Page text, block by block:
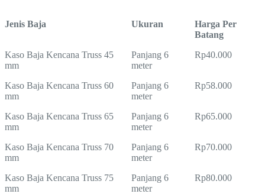
Jenis Baja Ukuran
Harga Per
Batang
Kaso Baja Kencana Truss 45
mm
Panjang 6
meter
Rp40.000
Kaso Baja Kencana Truss 60
mm
Panjang 6
meter
Rp58.000
Kaso Baja Kencana Truss 65
mm
Panjang 6
meter
Rp65.000
Kaso Baja Kencana Truss 70
mm
Panjang 6
meter
Rp70.000
Kaso Baja Kencana Truss 75
mm
Panjang 6
meter
Rp80.000